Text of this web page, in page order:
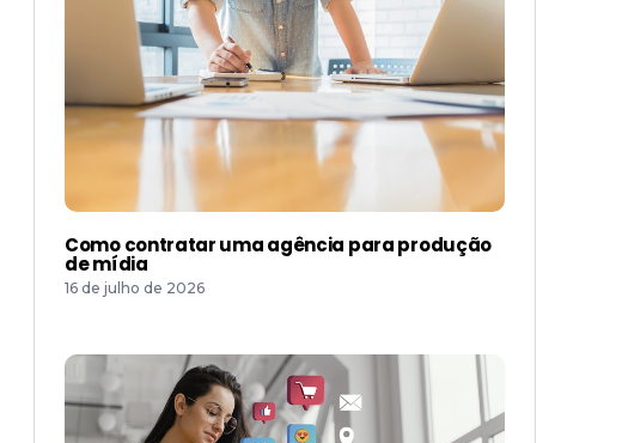
Como contratar uma agência para produção
de mídia
16 de julho de 2026